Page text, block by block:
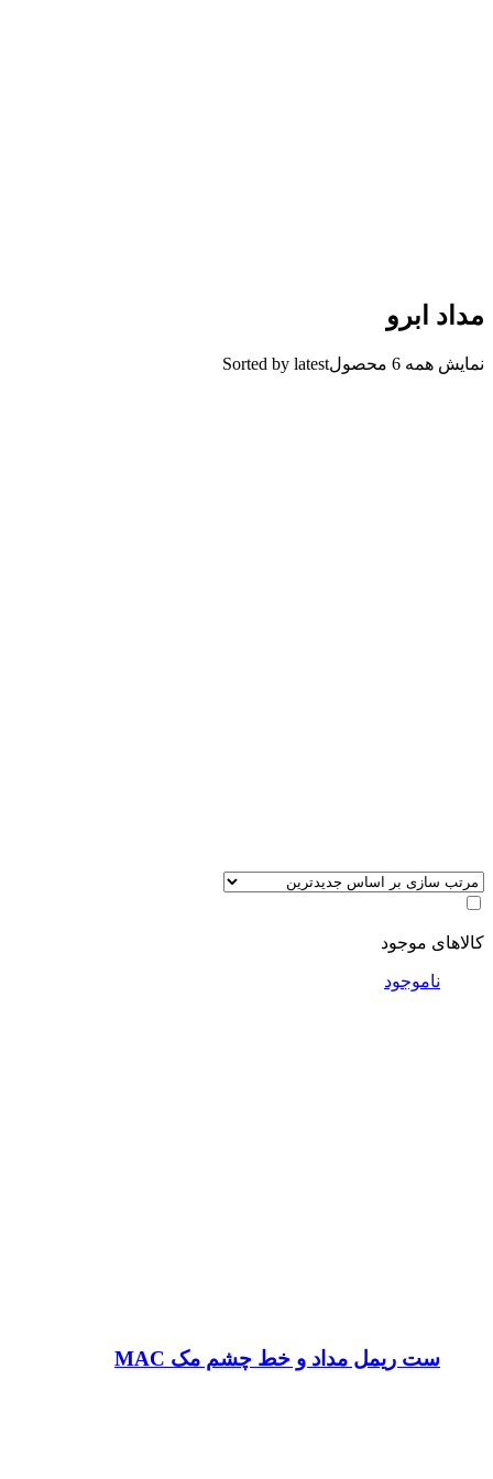
مداد ابرو
نمایش همه 6 محصول Sorted by latest
کالاهای موجود
ناموجود
ست ریمل مداد و خط چشم مک MAC